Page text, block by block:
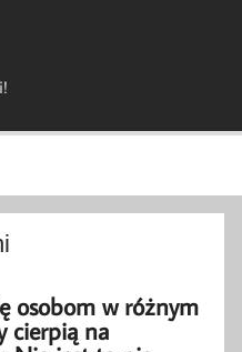
osobom w różnym
cierpią na